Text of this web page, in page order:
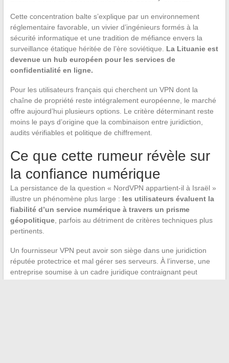
Cette concentration balte s’explique par un environnement
réglementaire favorable, un vivier d’ingénieurs formés à la
sécurité informatique et une tradition de méfiance envers la
surveillance étatique héritée de l’ère soviétique. La Lituanie est
devenue un hub européen pour les services de
confidentialité en ligne.
Pour les utilisateurs français qui cherchent un VPN dont la
chaîne de propriété reste intégralement européenne, le marché
offre aujourd’hui plusieurs options. Le critère déterminant reste
moins le pays d’origine que la combinaison entre juridiction,
audits vérifiables et politique de chiffrement.
Ce que cette rumeur révèle sur
la confiance numérique
La persistance de la question « NordVPN appartient-il à Israël »
illustre un phénomène plus large : les utilisateurs évaluent la
fiabilité d’un service numérique à travers un prisme
géopolitique, parfois au détriment de critères techniques plus
pertinents.
Un fournisseur VPN peut avoir son siège dans une juridiction
réputée protectrice et mal gérer ses serveurs. À l’inverse, une
entreprise soumise à un cadre juridique contraignant peut